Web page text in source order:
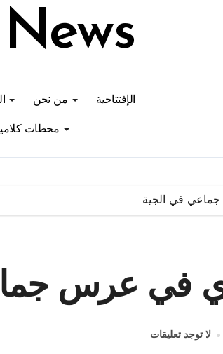
الإفتتاحية من نحن
محطات
في الجية
في عرس
لا توجد تعليقات